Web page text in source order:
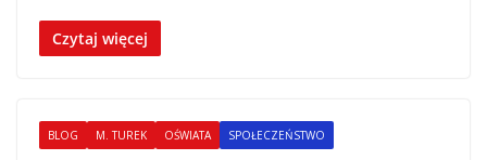
Czytaj więcej
BLOG M. TUREK OŚWIATA SPOŁECZEŃSTWO